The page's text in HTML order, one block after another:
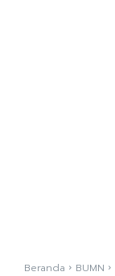
Beranda BUMN